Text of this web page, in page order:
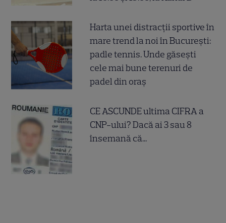
Harta unei distracții sportive în
mare trend la noi în București:
padle tennis. Unde găsești
cele mai bune terenuri de
padel din oraș
CE ASCUNDE ultima CIFRA a
CNP-ului? Dacă ai 3 sau 8
însemană că...